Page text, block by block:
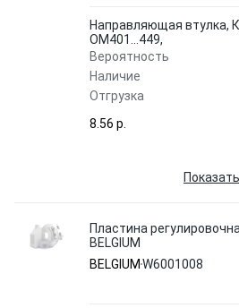
Направляющая втулка,
OM401...449,
Вероятность
Наличие
Отгрузка
8.56 p.
Пластина
BELGIUM
BELGIUM W6001008